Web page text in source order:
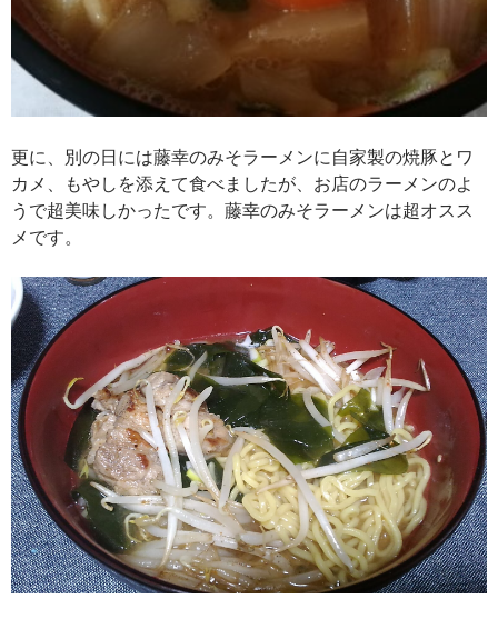
更に、別の日には藤幸のみそラーメンに自家製の焼豚とワ
カメ、もやしを添えて食べましたが、お店のラーメンのよ
うで超美味しかったです。藤幸のみそラーメンは超オスス
メです。